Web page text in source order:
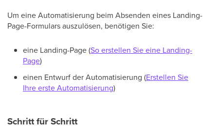
Um eine Automatisierung beim Absenden eines Landing-
Page-Formulars auszulösen, benötigen Sie:
eine Landing-Page (So erstellen Sie eine Landing-
Page)
einen Entwurf der Automatisierung (Erstellen Sie
Ihre erste Automatisierung)
Schritt für Schritt